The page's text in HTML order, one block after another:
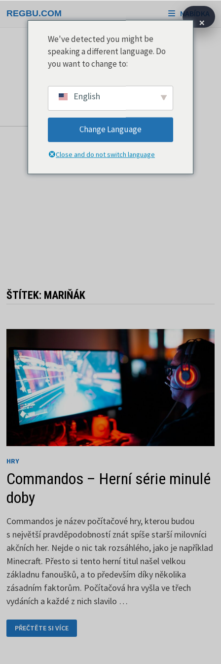
na
REGBU.COM NABÍDKA
ŠTÍTEK: MARIŇÁK
HRY
Commandos – Herní série minulé
doby
Commandos je název počítačové hry, kterou budou
s největší pravděpodobností znát spíše starší milovníci
akčních her. Nejde o nic tak rozsáhlého, jako je například
Minecraft. Přesto si tento herní titul našel velkou
základnu fanoušků, a to především díky několika
zásadním faktorům. Počítačová hra vyšla ve třech
vydáních a každé z nich slavilo …
COMMANDOS
–
HERNÍ
PŘEČTĚTE SI VÍCE
×
We've detected you might be
speaking a different language. Do
you want to change to:
English
Change Language
Close and do not switch language